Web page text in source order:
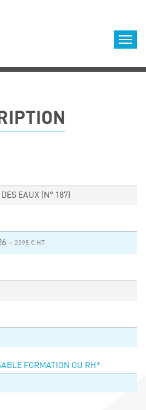
DE FORMATION
15 and 16, 2026
EAUX (N° 187)
– 2395 € HT
FORMATION OU RH *